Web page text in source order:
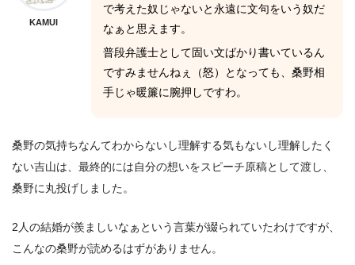
KAMUI
で考えた奴じゃないと永遠に文句をいう奴だ
なぁと思えます。
普段弁護士として固い文ばかり書いているん
ですみませんねぇ（怒）となっても、桑野相
手じゃ暖簾に腕押しですわ。
桑野の気持ちなんてわからないし理解する気もないし理解したく
ない吉山は、最終的には自分の想いをスピーチ原稿として渡し、
桑野に丸投げしました。
2人の結婚が羨ましいなぁという言葉が綴られていたわけですが、
こんなの桑野が読めるはずがありません。